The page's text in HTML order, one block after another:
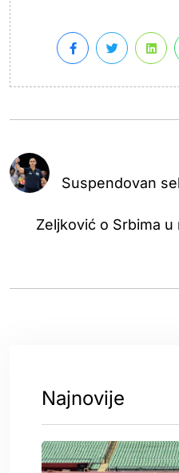
Suspendovan
Zeljković o Srbima
Najnovije